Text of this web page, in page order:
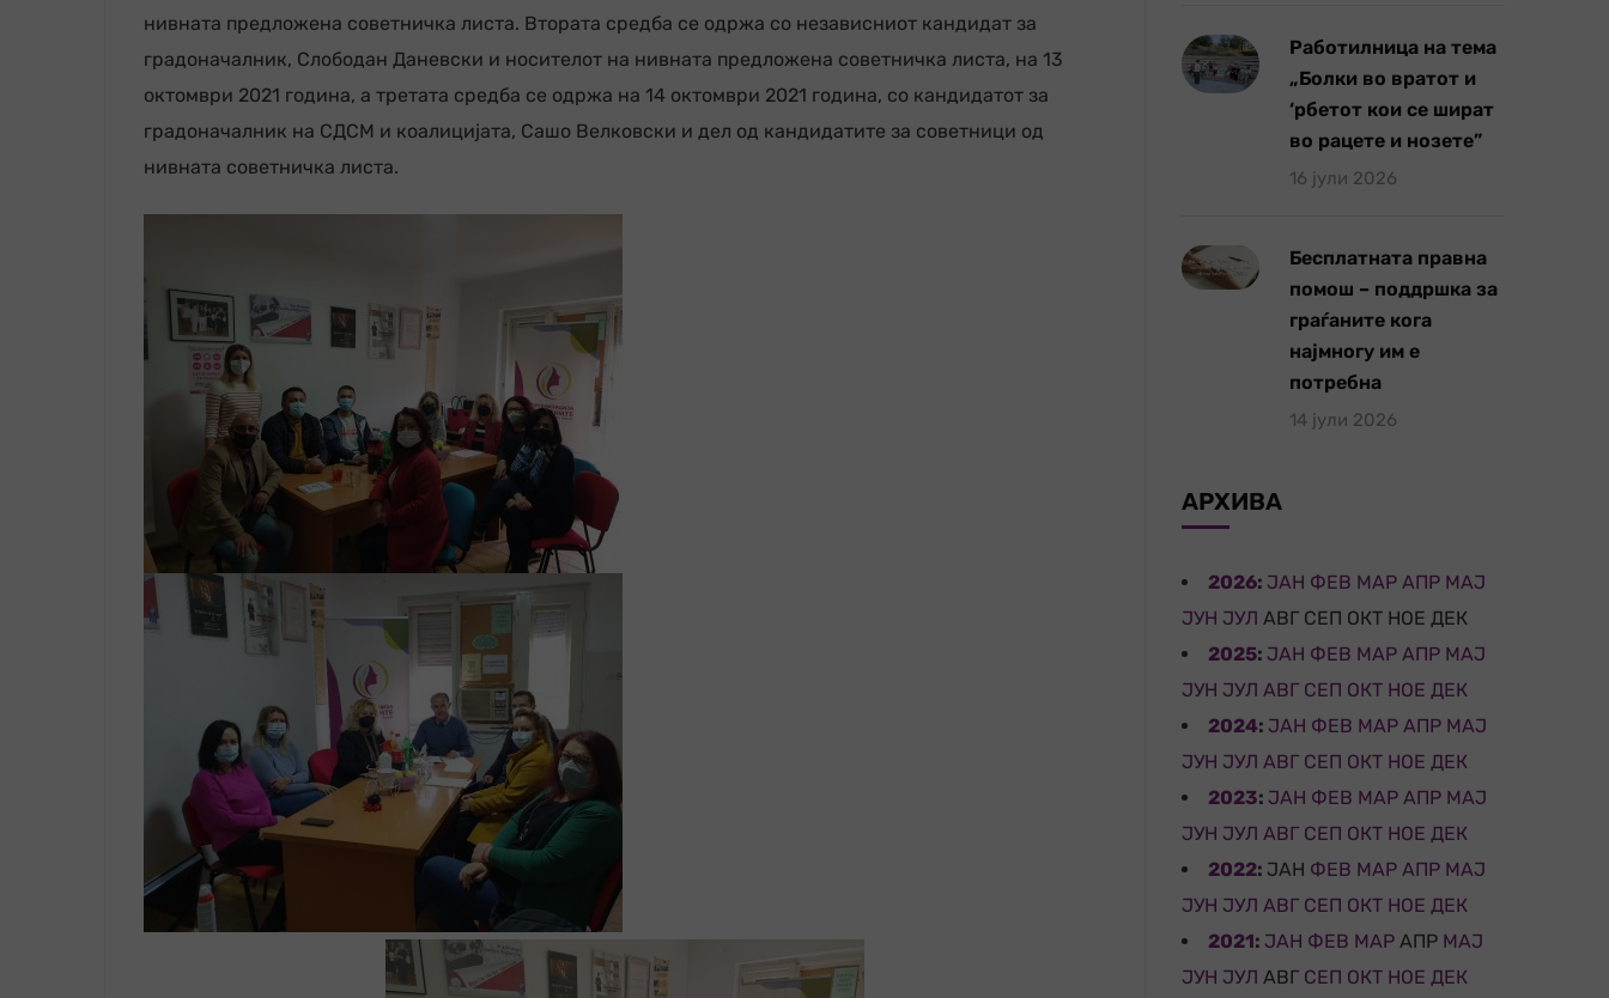
нивната предложена советничка листа. Втората средба се одржа со независниот кандидат за
градоначалник, Слободан Даневски и носителот на нивната предложена советничка листа, на 13
октомври 2021 година, а третата средба се одржа на 14 октомври 2021 година, со кандидатот за
градоначалник на СДСМ и коалицијата, Сашо Велковски и дел од кандидатите за советници од
нивната советничка листа.
Работилница на тема
„Болки во вратот и
‘рбетот кои се шират
во рацете и нозете”
16 јули 2026
Бесплатната правна
помош – поддршка за
граѓаните кога
најмногу им е
потребна
14 јули 2026
АРХИВА
2026: ЈАН ФЕВ МАР АПР МАЈ
ЈУН ЈУЛ АВГ СЕП ОКТ НОЕ ДЕК
2025: ЈАН ФЕВ МАР АПР МАЈ
ЈУН ЈУЛ АВГ СЕП ОКТ НОЕ ДЕК
2024: ЈАН ФЕВ МАР АПР МАЈ
ЈУН ЈУЛ АВГ СЕП ОКТ НОЕ ДЕК
2023: ЈАН ФЕВ МАР АПР МАЈ
ЈУН ЈУЛ АВГ СЕП ОКТ НОЕ ДЕК
2022: ЈАН ФЕВ МАР АПР МАЈ
ЈУН ЈУЛ АВГ СЕП ОКТ НОЕ ДЕК
2021: ЈАН ФЕВ МАР АПР МАЈ
ЈУН ЈУЛ АВГ СЕП ОКТ НОЕ ДЕК